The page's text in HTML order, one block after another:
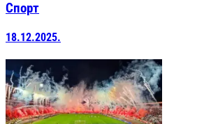
Спорт
18.12.2025.